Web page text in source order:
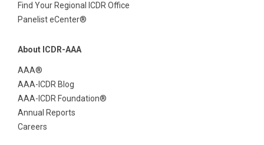
Find Your Regional ICDR Office
Panelist eCenter®
About ICDR-AAA
AAA®
AAA-ICDR Blog
AAA-ICDR Foundation®
Annual Reports
Careers